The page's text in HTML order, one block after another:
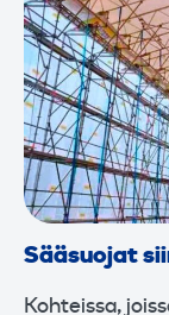
Sääsuojat
Kohteissa,